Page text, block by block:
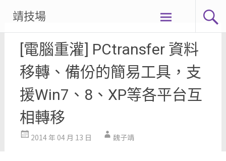
content
靖技場
[電腦重灌] PCtransfer 資料
移轉、備份的簡易工具，支
援Win7、8、XP等各平台互
相轉移
2014 年 04 月 13 日 魏子靖